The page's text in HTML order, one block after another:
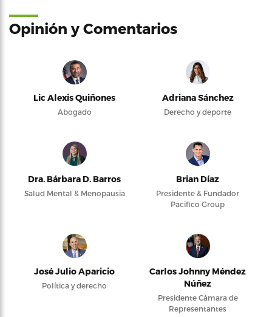
Opinión y Comentarios
Lic Alexis Quiñones
Abogado
Adriana Sánchez
Derecho y deporte
Dra. Bárbara D. Barros
Salud Mental & Menopausia
Brian Díaz
Presidente & Fundador
Pacifico Group
José Julio Aparicio
Política y derecho
Carlos Johnny Méndez
Núñez
Presidente Cámara de
Representantes